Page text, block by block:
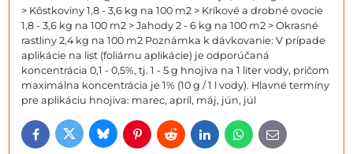
> Kôstkoviny 1,8 - 3,6 kg na 100 m2 > Kríkové a drobné ovocie
1,8 - 3,6 kg na 100 m2 > Jahody 2 - 6 kg na 100 m2 > Okrasné
rastliny 2,4 kg na 100 m2 Poznámka k dávkovanie: V prípade
aplikácie na list (foliárnu aplikácie) je odporúčaná
koncentrácia 0,1 - 0,5%, tj. 1 - 5 g hnojiva na 1 liter vody, pričom
maximálna koncentrácia je 1% (10 g / 1 l vody). Hlavné termíny
pre aplikáciu hnojiva: marec, apríl, máj, jún, júl
FacebookTwitterBlueskyPinterestRedditLinkedInWhatsApp
E-
mail